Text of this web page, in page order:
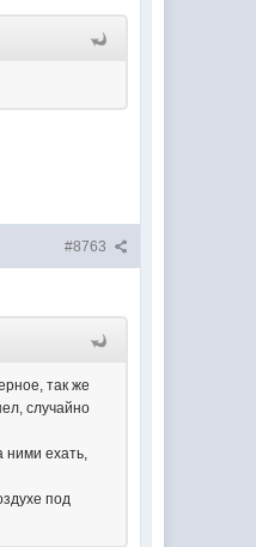
#8763
так же
случайно
ними ехать,
под